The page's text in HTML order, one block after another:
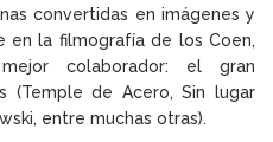
convertidas en imágenes y
en la filmografía de los Coen,
colaborador: el gran
(Temple de Acero, Sin lugar
entre muchas otras).